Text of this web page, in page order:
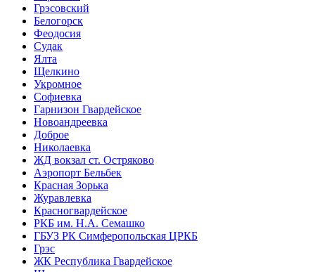
Грэсовский
Белогорск
Феодосия
Судак
Ялта
Щелкино
Укромное
Софиевка
Гарнизон Гвардейское
Новоандреевка
Доброе
Николаевка
ЖД вокзал ст. Остряково
Аэропорт Бельбек
Красная Зорька
Журавлевка
Красногвардейское
РКБ им. Н.А. Семашко
ГБУЗ РК Симферопольская ЦРКБ
Грэс
ЖК Республика Гвардейское